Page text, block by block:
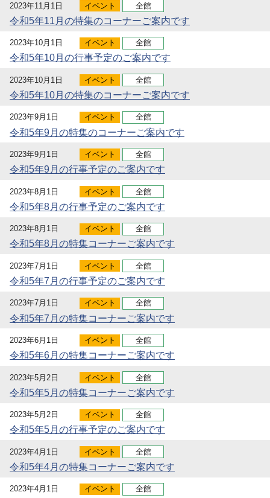
2023年11月1日 イベント 全館
令和5年11月の特集のコーナーご案内です
2023年10月1日 イベント 全館
令和5年10月の行事予定のご案内です
2023年10月1日 イベント 全館
令和5年10月の特集のコーナーご案内です
2023年9月1日 イベント 全館
令和5年9月の特集のコーナーご案内です
2023年9月1日 イベント 全館
令和5年9月の行事予定のご案内です
2023年8月1日 イベント 全館
令和5年8月の行事予定のご案内です
2023年8月1日 イベント 全館
令和5年8月の特集コーナーご案内です
2023年7月1日 イベント 全館
令和5年7月の行事予定のご案内です
2023年7月1日 イベント 全館
令和5年7月の特集コーナーご案内です
2023年6月1日 イベント 全館
令和5年6月の特集コーナーご案内です
2023年5月2日 イベント 全館
令和5年5月の特集コーナーご案内です
2023年5月2日 イベント 全館
令和5年5月の行事予定のご案内です
2023年4月1日 イベント 全館
令和5年4月の特集コーナーご案内です
2023年4月1日 イベント 全館